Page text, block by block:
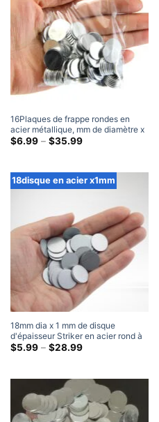
16Plaques de frappe rondes en
acier métallique, mm de diamètre x
1 mm d'épaisseur
$6.99 – $35.99Gamme
à
travers
18disque en acier x1mm
18mm dia x 1 mm de disque
d'épaisseur Striker en acier rond à
blanc métallique en acier à disque
$5.99 – $28.99Gamme
travers
$28.99